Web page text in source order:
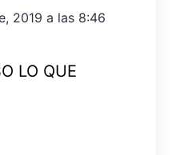
2019 a las 8:46
LO QUE